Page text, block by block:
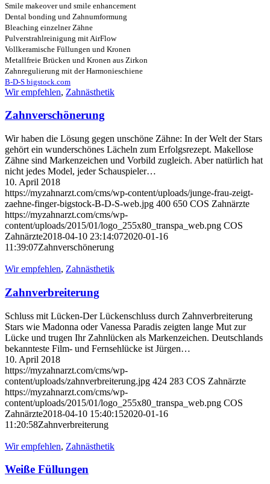
Smile makeover und smile enhancement
Dental bonding und Zahnumformung
Bleaching einzelner Zähne
Pulverstrahlreinigung mit AirFlow
Vollkeramische Füllungen und Kronen
Metallfreie Brücken und Kronen aus Zirkon
Zahnregulierung mit der Harmonieschiene
B-D-S bigstock.com
Wir empfehlen, Zahnästhetik
Zahnverschönerung
Wir haben die Lösung gegen unschöne Zähne: In der Welt der Stars
gehört ein wunderschönes Lächeln zum Erfolgsrezept. Makellose
Zähne sind Markenzeichen und Vorbild zugleich. Aber natürlich hat
nicht jedes Model, jeder Schauspieler…
10. April 2018
https://myzahnarzt.com/cms/wp-content/uploads/junge-frau-zeigt-
zaehne-finger-bigstock-B-D-S-web.jpg 400 650 COS Zahnärzte
https://myzahnarzt.com/cms/wp-
content/uploads/2015/01/logo_255x80_transpa_web.png COS
Zahnärzte2018-04-10 23:14:072020-01-16
11:39:07Zahnverschönerung
Wir empfehlen, Zahnästhetik
Zahnverbreiterung
Schluss mit Lücken-Der Lückenschluss durch Zahnverbreiterung
Stars wie Madonna oder Vanessa Paradis zeigten lange Mut zur
Lücke und trugen Ihr Zahnlücken als Markenzeichen. Deutschlands
bekannteste Film- und Fernsehlücke ist Jürgen…
10. April 2018
https://myzahnarzt.com/cms/wp-
content/uploads/zahnverbreiterung.jpg 424 283 COS Zahnärzte
https://myzahnarzt.com/cms/wp-
content/uploads/2015/01/logo_255x80_transpa_web.png COS
Zahnärzte2018-04-10 15:40:152020-01-16
11:20:58Zahnverbreiterung
Wir empfehlen, Zahnästhetik
Weiße Füllungen